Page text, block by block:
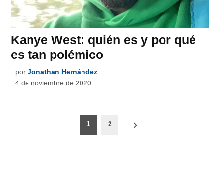
Kanye West: quién es y por qué
es tan polémico
por Jonathan Hernández
4 de noviembre de 2020
1 2